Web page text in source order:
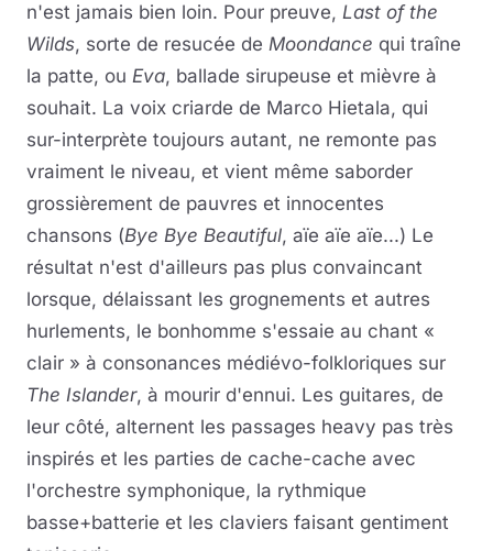
n'est jamais bien loin. Pour preuve, Last of the
Wilds, sorte de resucée de Moondance qui traîne
la patte, ou Eva, ballade sirupeuse et mièvre à
souhait. La voix criarde de Marco Hietala, qui
sur-interprète toujours autant, ne remonte pas
vraiment le niveau, et vient même saborder
grossièrement de pauvres et innocentes
chansons (Bye Bye Beautiful, aïe aïe aïe...) Le
résultat n'est d'ailleurs pas plus convaincant
lorsque, délaissant les grognements et autres
hurlements, le bonhomme s'essaie au chant «
clair » à consonances médiévo-folkloriques sur
The Islander, à mourir d'ennui. Les guitares, de
leur côté, alternent les passages heavy pas très
inspirés et les parties de cache-cache avec
l'orchestre symphonique, la rythmique
basse+batterie et les claviers faisant gentiment